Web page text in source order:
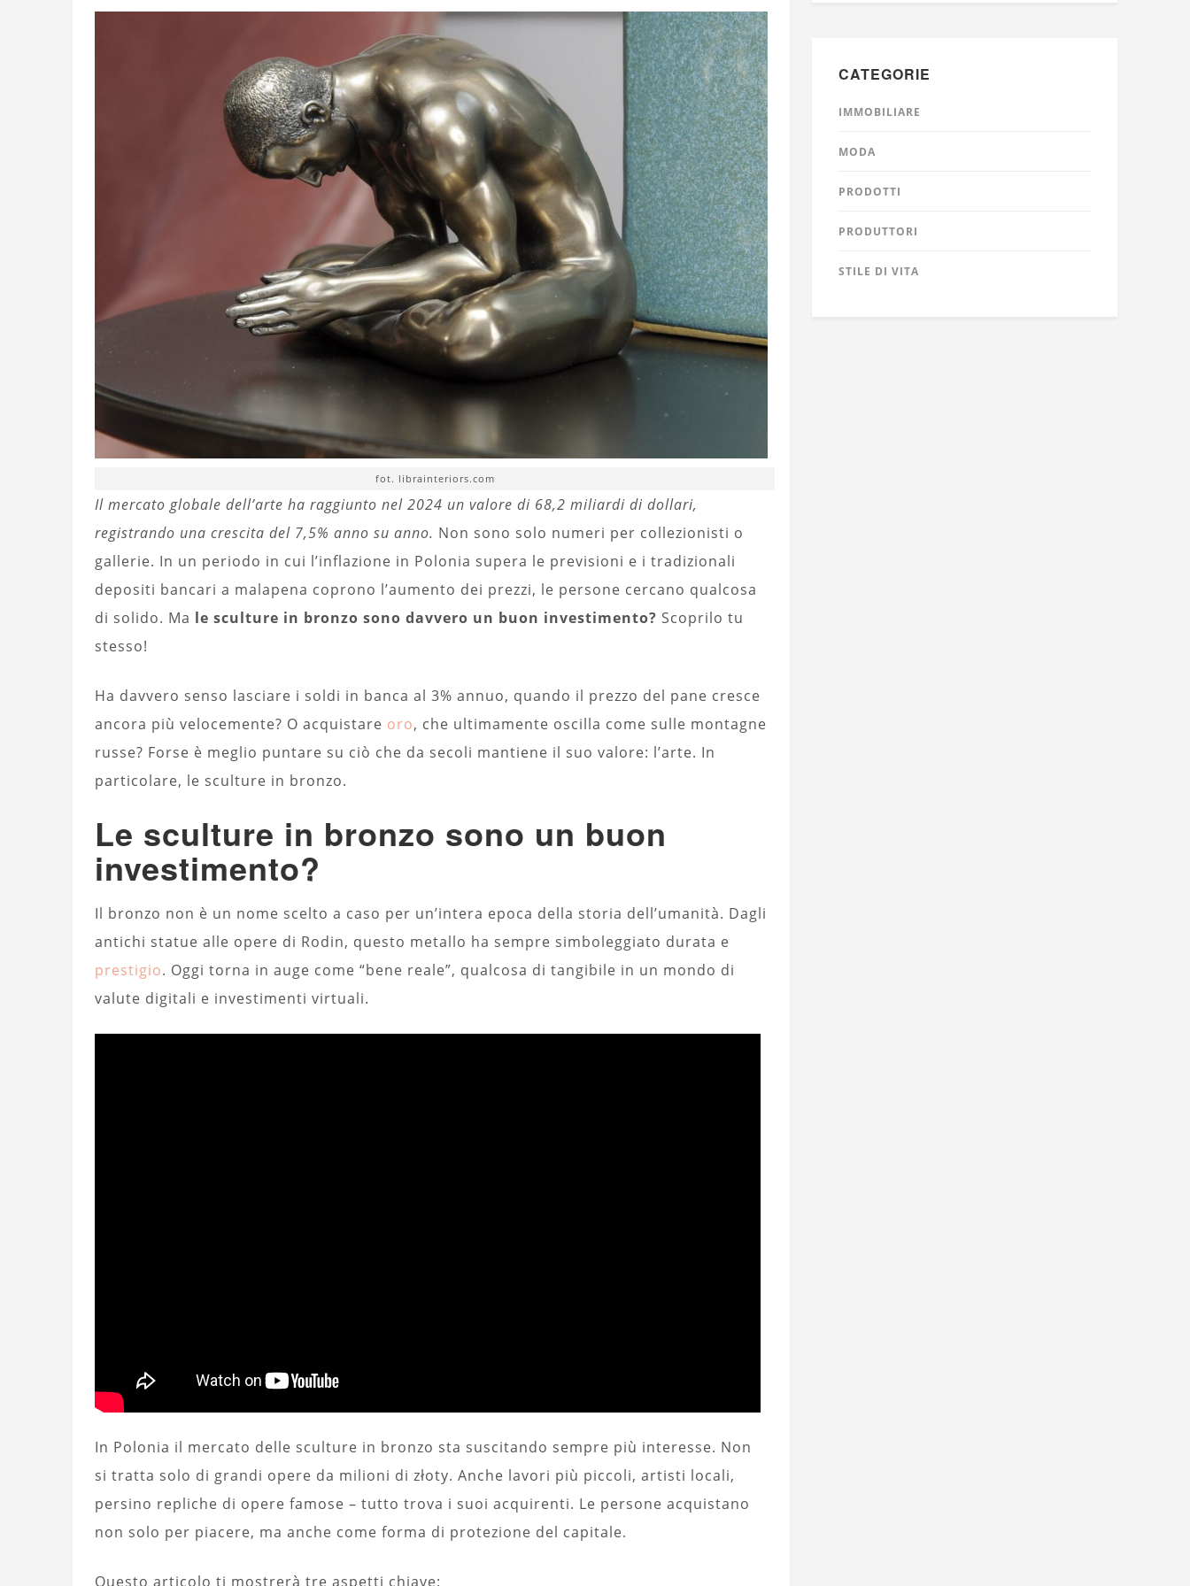
fot. librainteriors.com
Il mercato globale dell’arte ha raggiunto nel 2024 un valore di 68,2 miliardi di dollari,
registrando una crescita del 7,5% anno su anno. Non sono solo numeri per collezionisti o
gallerie. In un periodo in cui l’inflazione in Polonia supera le previsioni e i tradizionali
depositi bancari a malapena coprono l’aumento dei prezzi, le persone cercano qualcosa
di solido. Ma le sculture in bronzo sono davvero un buon investimento? Scoprilo tu
stesso!
Ha davvero senso lasciare i soldi in banca al 3% annuo, quando il prezzo del pane cresce
ancora più velocemente? O acquistare oro, che ultimamente oscilla come sulle montagne
russe? Forse è meglio puntare su ciò che da secoli mantiene il suo valore: l’arte. In
particolare, le sculture in bronzo.
Le sculture in bronzo sono un buon
investimento?
Il bronzo non è un nome scelto a caso per un’intera epoca della storia dell’umanità. Dagli
antichi statue alle opere di Rodin, questo metallo ha sempre simboleggiato durata e
prestigio. Oggi torna in auge come “bene reale”, qualcosa di tangibile in un mondo di
valute digitali e investimenti virtuali.
In Polonia il mercato delle sculture in bronzo sta suscitando sempre più interesse. Non
si tratta solo di grandi opere da milioni di złoty. Anche lavori più piccoli, artisti locali,
persino repliche di opere famose – tutto trova i suoi acquirenti. Le persone acquistano
non solo per piacere, ma anche come forma di protezione del capitale.
Questo articolo ti mostrerà tre aspetti chiave:
CATEGORIE
IMMOBILIARE
MODA
PRODOTTI
PRODUTTORI
STILE DI VITA